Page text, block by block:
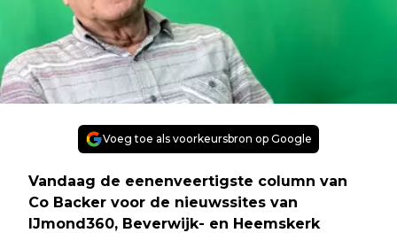
Voeg toe als voorkeursbron op Google
Vandaag de eenenveertigste column van
Co Backer voor de nieuwssites van
IJmond360, Beverwijk- en Heemskerk